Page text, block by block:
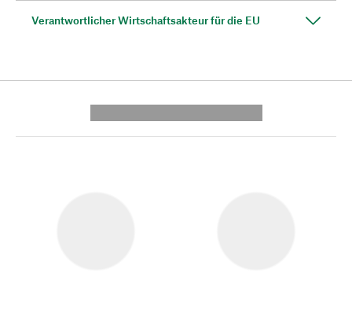
Verantwortlicher Wirtschaftsakteur für die EU